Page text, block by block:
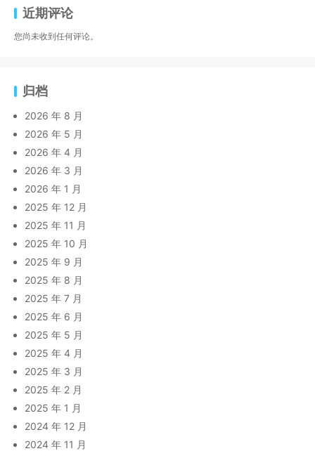
近期评论
您尚未收到任何评论。
归档
2026 年 8 月
2026 年 5 月
2026 年 4 月
2026 年 3 月
2026 年 1 月
2025 年 12 月
2025 年 11 月
2025 年 10 月
2025 年 9 月
2025 年 8 月
2025 年 7 月
2025 年 6 月
2025 年 5 月
2025 年 4 月
2025 年 3 月
2025 年 2 月
2025 年 1 月
2024 年 12 月
2024 年 11 月